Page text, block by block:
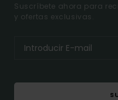
Suscríbete ahora para
y ofertas exclusivas.